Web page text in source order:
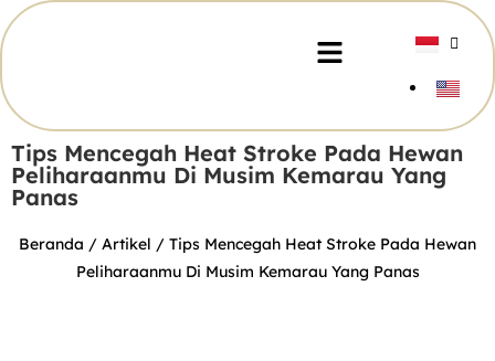
Tips Mencegah Heat Stroke Pada Hewan
Peliharaanmu Di Musim Kemarau Yang
Panas
Beranda / Artikel / Tips Mencegah Heat Stroke Pada Hewan
Peliharaanmu Di Musim Kemarau Yang Panas